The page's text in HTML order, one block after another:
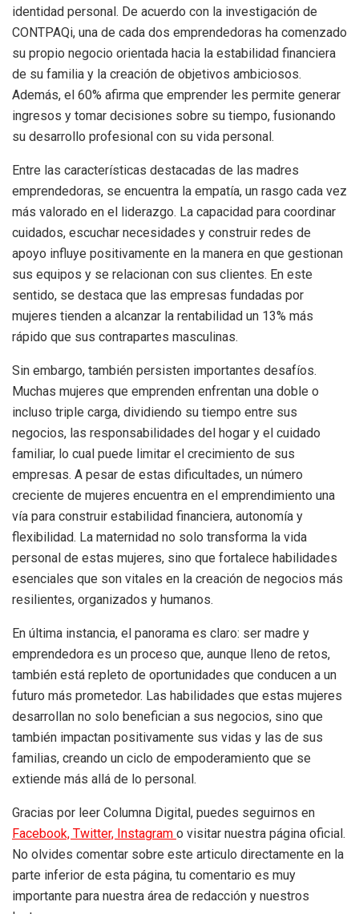
identidad personal. De acuerdo con la investigación de
CONTPAQi, una de cada dos emprendedoras ha comenzado
su propio negocio orientada hacia la estabilidad financiera
de su familia y la creación de objetivos ambiciosos.
Además, el 60% afirma que emprender les permite generar
ingresos y tomar decisiones sobre su tiempo, fusionando
su desarrollo profesional con su vida personal.
Entre las características destacadas de las madres
emprendedoras, se encuentra la empatía, un rasgo cada vez
más valorado en el liderazgo. La capacidad para coordinar
cuidados, escuchar necesidades y construir redes de
apoyo influye positivamente en la manera en que gestionan
sus equipos y se relacionan con sus clientes. En este
sentido, se destaca que las empresas fundadas por
mujeres tienden a alcanzar la rentabilidad un 13% más
rápido que sus contrapartes masculinas.
Sin embargo, también persisten importantes desafíos.
Muchas mujeres que emprenden enfrentan una doble o
incluso triple carga, dividiendo su tiempo entre sus
negocios, las responsabilidades del hogar y el cuidado
familiar, lo cual puede limitar el crecimiento de sus
empresas. A pesar de estas dificultades, un número
creciente de mujeres encuentra en el emprendimiento una
vía para construir estabilidad financiera, autonomía y
flexibilidad. La maternidad no solo transforma la vida
personal de estas mujeres, sino que fortalece habilidades
esenciales que son vitales en la creación de negocios más
resilientes, organizados y humanos.
En última instancia, el panorama es claro: ser madre y
emprendedora es un proceso que, aunque lleno de retos,
también está repleto de oportunidades que conducen a un
futuro más prometedor. Las habilidades que estas mujeres
desarrollan no solo benefician a sus negocios, sino que
también impactan positivamente sus vidas y las de sus
familias, creando un ciclo de empoderamiento que se
extiende más allá de lo personal.
Gracias por leer Columna Digital, puedes seguirnos en
Facebook, Twitter, Instagram o visitar nuestra página oficial.
No olvides comentar sobre este articulo directamente en la
parte inferior de esta página, tu comentario es muy
importante para nuestra área de redacción y nuestros